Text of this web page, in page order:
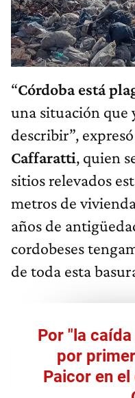
“Córdoba está
una situación que
describir”,
Caffaratti, quien
sitios relevados
metros de
años de
cordobeses
de toda esta
Por "la
por
Paicor en